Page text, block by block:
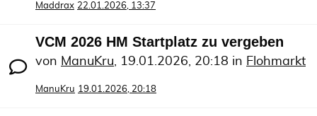
Maddrax 22.01.2026, 13:37
VCM 2026 HM Startplatz zu vergeben
von ManuKru, 19.01.2026, 20:18 in Flohmarkt
ManuKru 19.01.2026, 20:18